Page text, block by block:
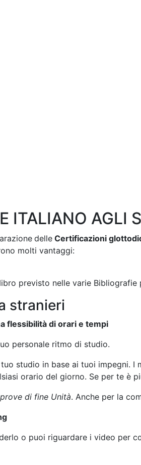
ITALIANO AGLI
zentrale Rolle bei der
delle Certificazioni
molti vantaggi:
previsto nelle varie
stranieri
flessibilità di orari e tempi
personale ritmo di studio.
studio in base ai tuoi impegni. I
orario del giorno. Se per te è
prove di fine Unità. Anche per la
o puoi riguardare i video per